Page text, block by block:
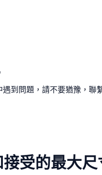
到問題，請不要猶豫，聯
受的最大尺